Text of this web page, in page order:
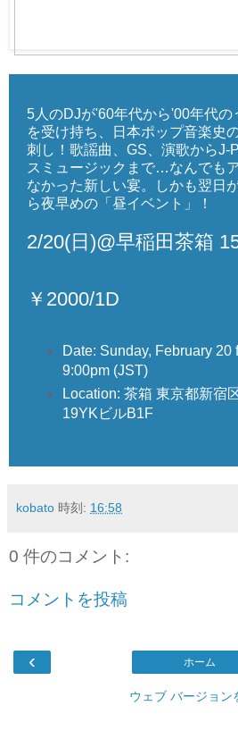
5人のDJが'60年代から'00年代の
を受け持ち、日本ポップ音楽史
刺し！歌謡曲、GS、演歌からJ-
スミュージックまで…なんでも
なかった新しい宴。しかも翌日
ら夜早めの「昼イベント」！
2/20(日)@早稲田茶箱
￥2000/1D
Date: Sunday, February 20
9:00pm (JST)
Location: 茶箱 東京都新宿
19YKビルB1F
kobato 時刻: 16:58
0 件のコメント:
コメントを投稿
‹ ホーム
ウェブ バージョン